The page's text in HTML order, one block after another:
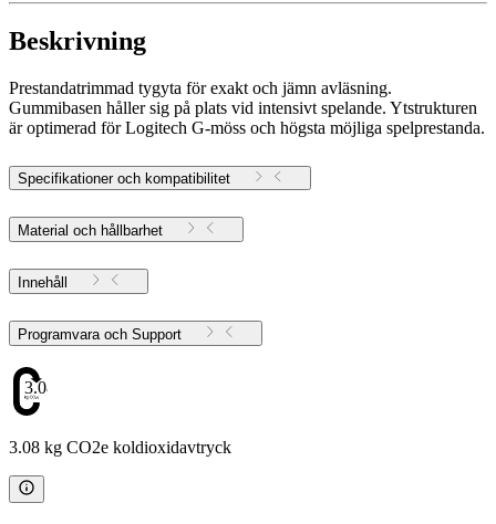
Beskrivning
Prestandatrimmad tygyta för exakt och jämn avläsning.
Gummibasen håller sig på plats vid intensivt spelande. Ytstrukturen
är optimerad för Logitech G-möss och högsta möjliga spelprestanda.
Specifikationer och kompatibilitet
Material och hållbarhet
Innehåll
Programvara och Support
3.08
3.08 kg CO2e koldioxidavtryck